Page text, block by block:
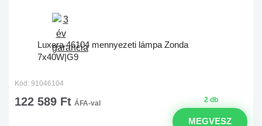
Luxera 46104 mennyezeti lámpa Zonda
7x40W|G9
Kód: 91046104
2 db
122 589 Ft ÁFA-val
MEGVESZ